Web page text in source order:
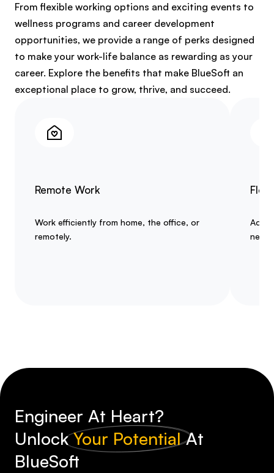
From flexible working options and exciting events to
wellness programs and career development
opportunities, we provide a range of perks designed
to make your work-life balance as rewarding as your
career. Explore the benefits that make BlueSoft an
exceptional place to grow, thrive, and succeed.
Remote Work
Work efficiently from home, the office, or
remotely.
Engineer At Heart?
UnlockYour PotentialAt
BlueSoft